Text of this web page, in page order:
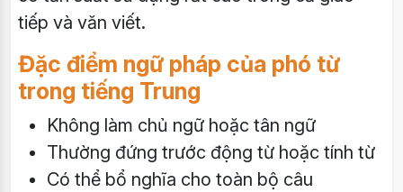
tiếp và văn viết.
Đặc điểm ngữ pháp của phó từ
trong tiếng Trung
Không làm chủ ngữ hoặc tân ngữ
Thường đứng trước động từ hoặc tính từ
Có thể bổ nghĩa cho toàn bộ câu